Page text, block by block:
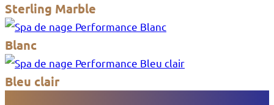
Sterling Marble
Blanc
Bleu clair